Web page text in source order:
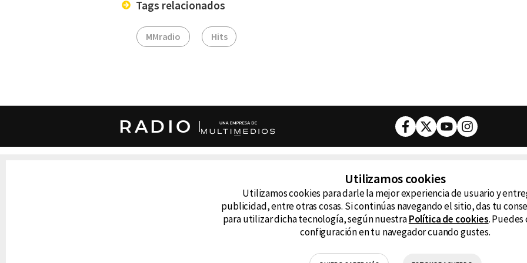
Tags relacionados
MMradio Hits
RADIO Facebook
TwitterYoutubeInstagram
cualquier medio electrónico o magnético.
D99
La Caliente
RG Deportiva
Utilizamos cookies
Utilizamos cookies para darle la mejor experiencia de usuario y
publicidad, entre otras cosas. Si continúas navegando el sitio, das tu
para utilizar dicha tecnología, según nuestraPolítica de cookies. Puedes
configuración en tu navegador cuando gustes.